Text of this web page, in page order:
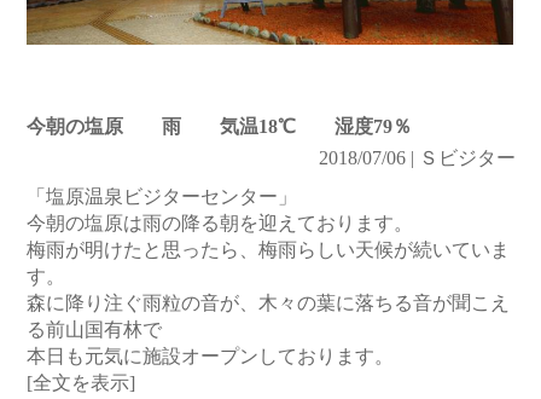
今朝の塩原 雨 気温18℃ 湿度79％
2018/07/06 | Ｓビジター
「塩原温泉ビジターセンター」
今朝の塩原は雨の降る朝を迎えております。
梅雨が明けたと思ったら、梅雨らしい天候が続いていま
す。
森に降り注ぐ雨粒の音が、木々の葉に落ちる音が聞こえ
る前山国有林で
本日も元気に施設オープンしております。
[全文を表示]